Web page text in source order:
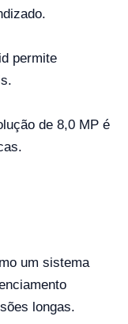
permite
de 8,0 MP é
um sistema
longas.